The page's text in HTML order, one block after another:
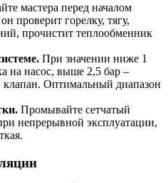
мастера перед началом
проверит горелку, тягу,
прочистит теплообменник
При значении ниже 1
на насос, выше 2,5 бар –
клапан. Оптимальный диапазон
Промывайте сетчатый
непрерывной эксплуатации,